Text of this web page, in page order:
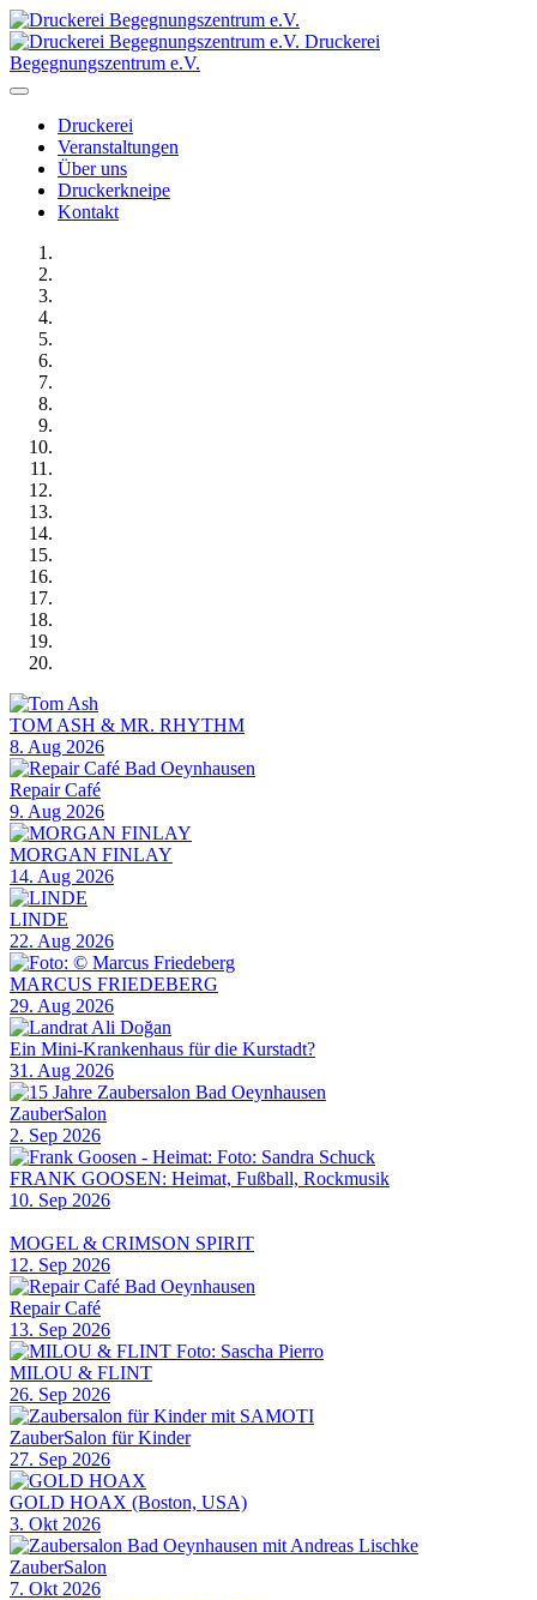
Druckerei
Begegnungszentrum e.V.
Druckerei
Veranstaltungen
Über uns
Druckerkneipe
Kontakt
TOM ASH & MR. RHYTHM
8. Aug 2026
Repair Café
9. Aug 2026
MORGAN FINLAY
14. Aug 2026
LINDE
22. Aug 2026
MARCUS FRIEDEBERG
29. Aug 2026
Ein Mini-Krankenhaus für die Kurstadt?
31. Aug 2026
ZauberSalon
2. Sep 2026
FRANK GOOSEN: Heimat, Fußball, Rockmusik
10. Sep 2026
MOGEL & CRIMSON SPIRIT
12. Sep 2026
Repair Café
13. Sep 2026
MILOU & FLINT
26. Sep 2026
ZauberSalon für Kinder
27. Sep 2026
GOLD HOAX (Boston, USA)
3. Okt 2026
ZauberSalon
7. Okt 2026